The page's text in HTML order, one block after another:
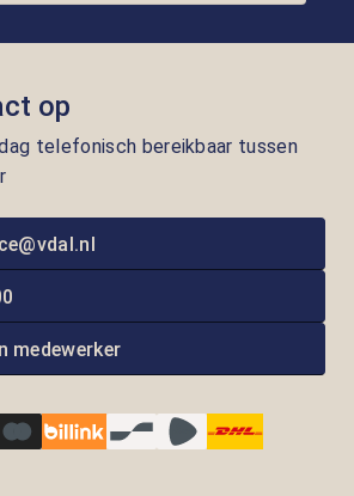
op
telefonisch bereikbaar tussen
medewerker